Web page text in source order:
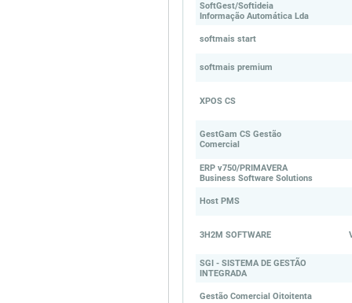
SoftGest/Softideia
Informação Automática Lda
softmais start
softmais premium
XPOS CS
GestGam CS Gestão
Comercial
ERP v750/PRIMAVERA
Business Software Solutions
Host PMS
3H2M SOFTWARE
SGI - SISTEMA DE GESTÃO
INTEGRADA
Gestão Comercial Oitoitenta